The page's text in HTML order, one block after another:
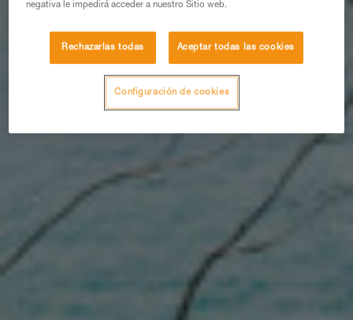
negativa le impedirá acceder a nuestro Sitio web.
Rechazarlas todas Aceptar todas las cookies
Configuración de cookies